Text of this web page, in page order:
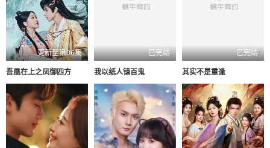
更新至第06集
吾凰在上之凤御四方
已完结
我以纸人镇百鬼
已完结
其实不是重逢